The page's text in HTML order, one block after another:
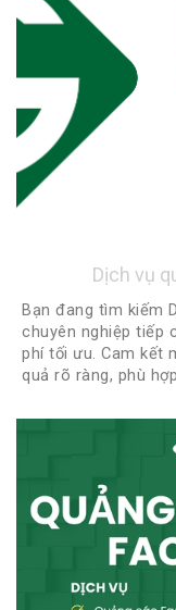
Dịch vụ
Bạn đang tìm kiếm
chuyên nghiệp tiếp
phí tối ưu. Cam kết
quả rõ ràng, phù
nhận chiến lược